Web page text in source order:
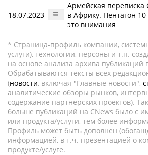
18.07.2023
Армейская переписка
в Африку. Пентагон
это внимания
* Страница-профиль компании,
услуги), технологии, персоны и т.п.
на основе анализа архива публикаций
Обрабатываются тексты всех
(новости, включая "Главные новости",
аналитические обзоры рынков,
содержание партнёрских проектов).
больше публикаций на CNews было с
или продукта/услуги, тем более
Профиль может быть дополнен
информацией, в т.ч. презентацией о
продукте/услуге.